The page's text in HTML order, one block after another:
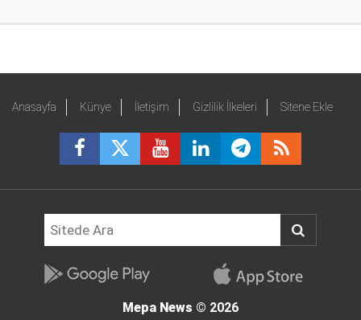
Anasayfa Künye İletişim Gizlilik İlkeleri Sitene Ekle
Mepa News © 2026